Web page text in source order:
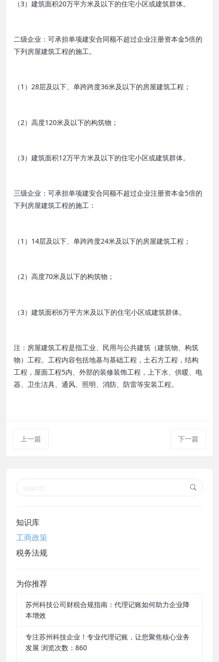
（3）建筑面积20万平方米及以下的住宅小区或建筑群体。
二级企业：可承担单项建安合同额不超过企业注册资本金5倍的
下列房屋建筑工程的施工。
（1）28层及以下、单跨跨度36米及以下的房屋建筑工程；
（2）高度120米及以下的构筑物；
（3）建筑面积12万平方米及以下的住宅小区或建筑群体。
三级企业：可承担单项建安合同额不超过企业注册资本金5倍的
下列房屋建筑工程的施工：
（1）14层及以下、单跨跨度24米及以下的房屋建筑工程；
（2）高度70米及以下的构筑物；
（3）建筑面积6万平方米及以下的住宅小区或建筑群体。
注：房屋建筑工程是指工业、民用与公共建筑（建筑物、构筑
物）工程。工程内容包括地基与基础工程，土石方工程，结构
工程，屋面工程5内、外部的装修装饰工程，上下水、供暖、电
器、卫生洁具、通风、照明、消防、防雷等安装工程。
上一篇 下一篇
知识库
工商政策
税务法规
为你推荐
苏州科技公司财税合规指南：代理记账如何助力企业降
本增效
专注苏州科技企业！专业代理记账，让您聚焦核心业务
发展 浏览次数：860